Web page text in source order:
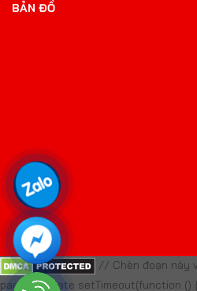
BẢN ĐỒ
// Chèn đoạn này
page template setTimeout(function